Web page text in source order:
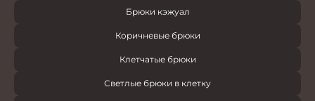
Брюки кэжуал
Коричневые брюки
Клетчатые брюки
Светлые брюки в клетку